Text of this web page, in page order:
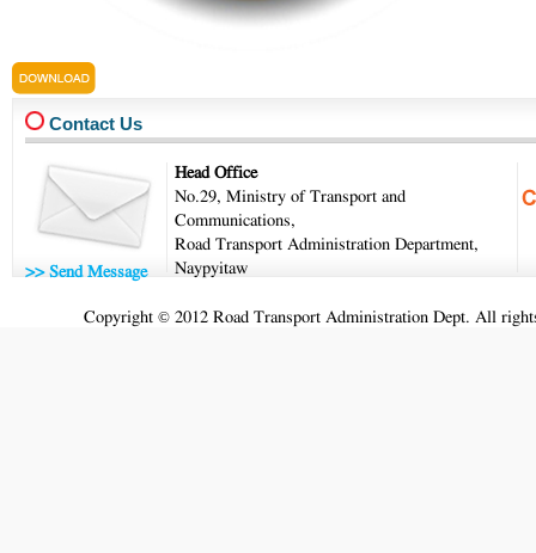
last_-2026-5-8.pdf
Contact Us
>> Send Message
Head Office
No.29, Ministry of Transport and
Communications,
Road Transport Administration Department,
Naypyitaw
Copyright © 2012 Road Transport Administration Dept. All